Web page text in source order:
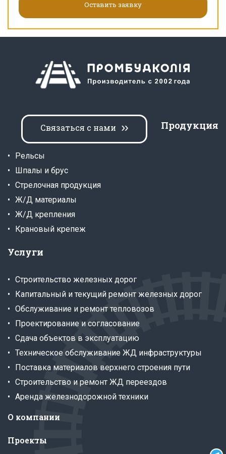
Услуги
Строительство железных дорог
Капитальный и текущий ремонт железных дорог
Обслуживание и ремонт тепловозов
Проектирование и согласование
Сдача объектов в эксплуатацию
Техническое обслуживание ЖД инфраструктуры
Поставка материалов верхнего строения пути
Строительство и ремонт ЖД переездов
Аренда железнодорожной техники
Продукция
Рельсы
Шпалы и брус
Стрелочная продукция
Ж/Д материалы
Ж/Д крепления
Крановый крепеж
Связаться с нами
О компании
Проекты